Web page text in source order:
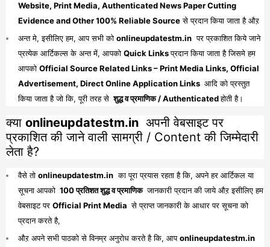
Website, Print Media, Authenticated News Paper Cutting
Evidence and Other 100% Reliable Sourceसे प्रदान किया जाता है औऱ
अन्त मे, इसीलिए हम, आप सभी को onlineupdatestm.in पर प्रकाशित किये जाने
प्रत्येक आर्टिकल्स के अन्त में, आपको Quick Linksप्रदान किया जाता है जिसमे हम
आपको Official Source Related Links – Print Media Links, Official
Advertisement, Direct Online Application Links आदि को प्रस्तुत
किया जाता है जो कि, पूरी तरह से शुद्ध व प्रमाणिक / Authenticatedहोती है।
क्या onlineupdatestm.in अपनी वेबसाइट पर
प्रकाशित की जाने वाली सामग्री / Content की जिम्मेदारी
लेता है?
वैसे तो onlineupdatestm.in का पूरा प्रयास रहता है कि, अपने हर आर्टिकल या
सूचना आपको 100 प्रतिशत शुद्ध व प्रमाणिक जानकारी प्रदान की जाये औऱ इसीलिए हम
वेबसाइट पर Official Print Media से प्राप्त जानकारी के आधार पर सूचना को
प्रदान करते है,
औऱ अपने सभी पाठको से विनम्र अनुरोध करते है कि, आपonlineupdatestm.in